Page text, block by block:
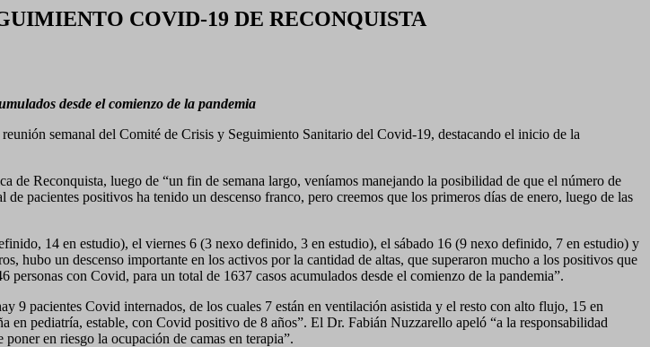
COVID-19 DE RECONQUISTA
desde el comienzo de la pandemia
semanal del Comité de Crisis y Seguimiento Sanitario del Covid-19, destacando el inicio de la
Reconquista, luego de “un fin de semana largo, veníamos manejando la posibilidad de que el número de
pacientes positivos ha tenido un descenso franco, pero creemos que los primeros días de enero, luego de las
14 en estudio), el viernes 6 (3 nexo definido, 3 en estudio), el sábado 16 (9 nexo definido, 7 en estudio) y
hubo un descenso importante en los activos por la cantidad de altas, que superaron mucho a los positivos que
con Covid, para un total de 1637 casos acumulados desde el comienzo de la pandemia”.
pacientes Covid internados, de los cuales 7 están en ventilación asistida y el resto con alto flujo, 15 en
pediatría, estable, con Covid positivo de 8 años”. El Dr. Fabián Nuzzarello apeló “a la responsabilidad
en riesgo la ocupación de camas en terapia”.